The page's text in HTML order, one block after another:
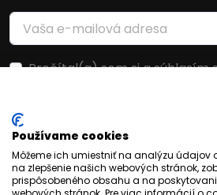
Prečítal(a) som si a súhlasím
Používame cookies
Môžeme ich umiestniť na analýzu údajov
na zlepšenie našich webových stránok,
prispôsobeného obsahu a na